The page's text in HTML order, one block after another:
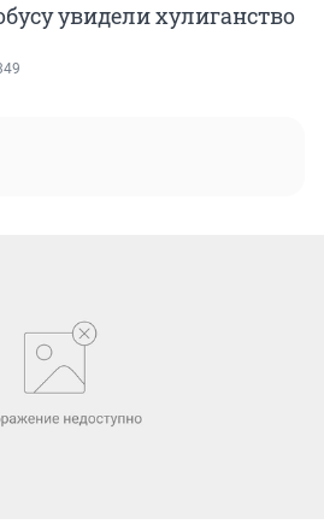
увидели хулиганство